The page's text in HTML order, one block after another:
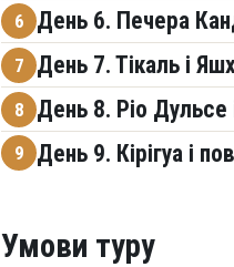
6 День 6. Печера
7 День 7. Тікаль і
8 День 8. Ріо Дульсе
9 День 9. Кірігуа і
Умови туру